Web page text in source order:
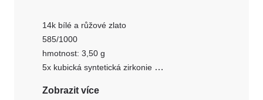
14k bílé a růžové zlato
585/1000
hmotnost: 3,50 g
5x kubická syntetická zirkonie
Zobrazit více